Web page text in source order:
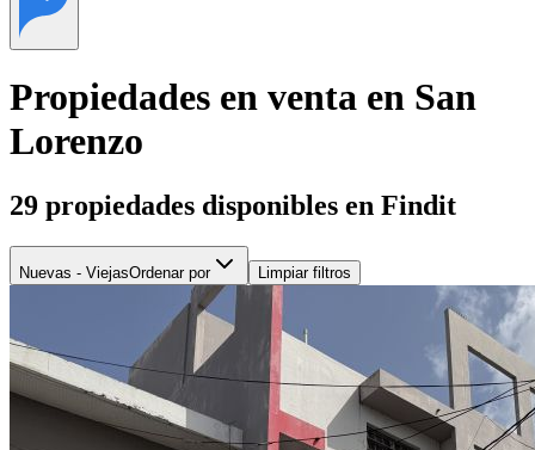
Propiedades en venta en San
Lorenzo
29 propiedades disponibles en Findit
Nuevas - ViejasOrdenar por Limpiar filtros